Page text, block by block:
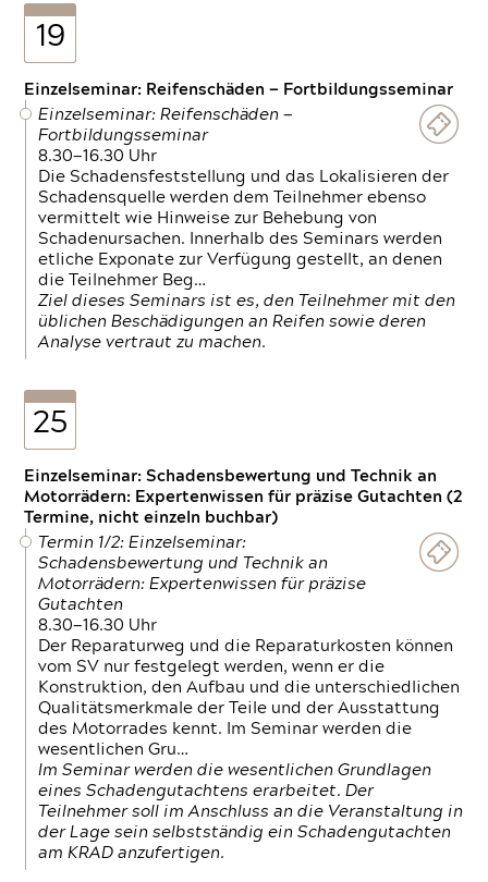
19
Einzelseminar: Reifenschäden — Fortbildungsseminar
Einzelseminar: Reifenschäden —
Fortbildungsseminar
8.30—16.30 Uhr
Die Schadensfeststellung und das Lokalisieren der
Schadensquelle werden dem Teilnehmer ebenso
vermittelt wie Hinweise zur Behebung von
Schadenursachen. Innerhalb des Seminars werden
etliche Exponate zur Verfügung gestellt, an denen
die Teilnehmer Beg…
Ziel dieses Seminars ist es, den Teilnehmer mit den
üblichen Beschädigungen an Reifen sowie deren
Analyse vertraut zu machen.
25
Einzelseminar: Schadensbewertung und Technik an
Motorrädern: Expertenwissen für präzise Gutachten (2
Termine, nicht einzeln buchbar)
Termin 1/2: Einzelseminar:
Schadensbewertung und Technik an
Motorrädern: Expertenwissen für präzise
Gutachten
8.30—16.30 Uhr
Der Reparaturweg und die Reparaturkosten können
vom SV nur festgelegt werden, wenn er die
Konstruktion, den Aufbau und die unterschiedlichen
Qualitätsmerkmale der Teile und der Ausstattung
des Motorrades kennt. Im Seminar werden die
wesentlichen Gru…
Im Seminar werden die wesentlichen Grundlagen
eines Schadengutachtens erarbeitet. Der
Teilnehmer soll im Anschluss an die Veranstaltung in
der Lage sein selbstständig ein Schadengutachten
am KRAD anzufertigen.